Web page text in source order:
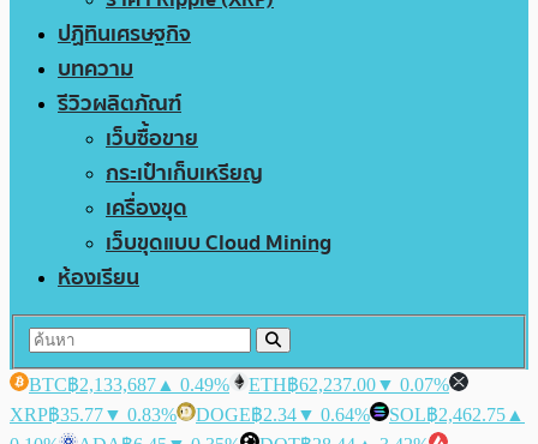
ปฏิทินเศรษฐกิจ
บทความ
รีวิวผลิตภัณฑ์
เว็บซื้อขาย
กระเป๋าเก็บเหรียญ
เครื่องขุด
เว็บขุดแบบ Cloud Mining
ห้องเรียน
BTC฿2,133,687 ▲ 0.49% ETH฿62,237.00▼ 0.07%
XRP฿35.77▼ 0.83% DOGE฿2.34▼ 0.64% SOL฿2,462.75 ▲